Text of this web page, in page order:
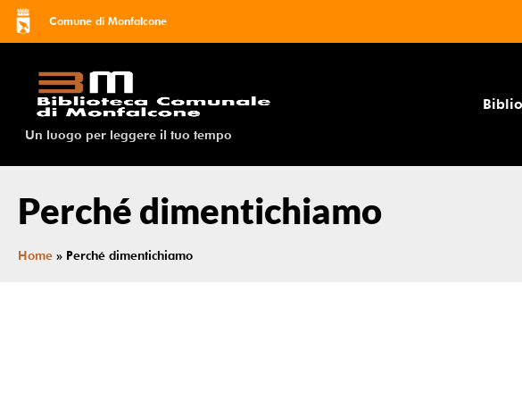
Comune di Monfalcone
Un luogo per leggere il tuo tempo
Perché dimentichiamo
Home » Perché dimentichiamo